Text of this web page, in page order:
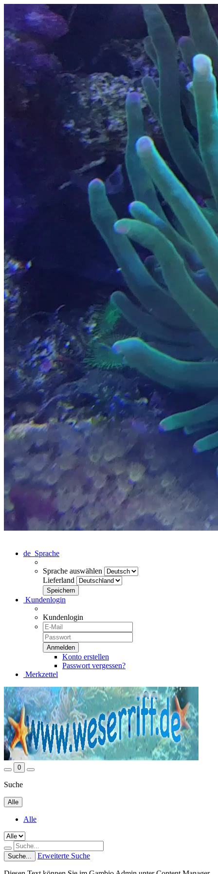
de Sprache
Sprache auswählen
Lieferland
Kundenlogin
Kundenlogin
Konto erstellen
Passwort vergessen?
Merkzettel
0
Suche
Alle
Alle
Suche... Erweiterte Suche